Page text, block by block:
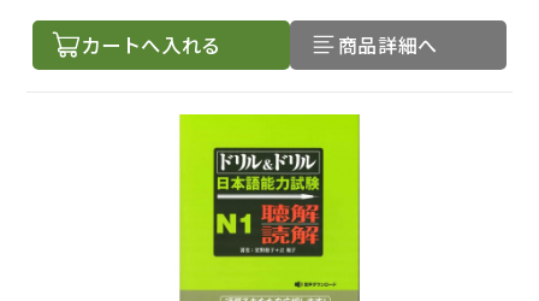
カートへ入れる 商品詳細へ